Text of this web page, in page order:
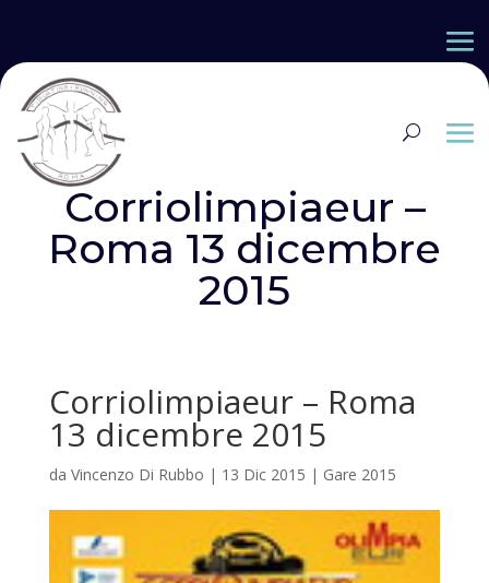
Corriolimpiaeur –
Roma 13 dicembre
2015
Corriolimpiaeur – Roma
13 dicembre 2015
da Vincenzo Di Rubbo | 13 Dic 2015 | Gare 2015